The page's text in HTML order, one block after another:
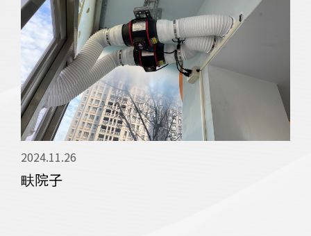
2024.11.26
畉院子